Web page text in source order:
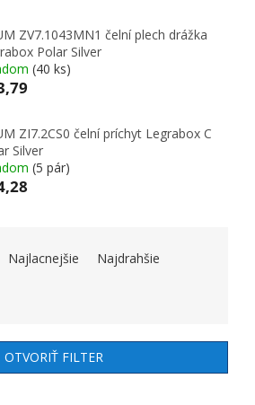
ZV7.1043MN1 čelní plech drážka
Polar Silver
(40 ks)
ZI7.2CS0 čelní príchyt Legrabox C
Silver
(5 pár)
Najlacnejšie Najdrahšie
OTVORIŤ FILTER